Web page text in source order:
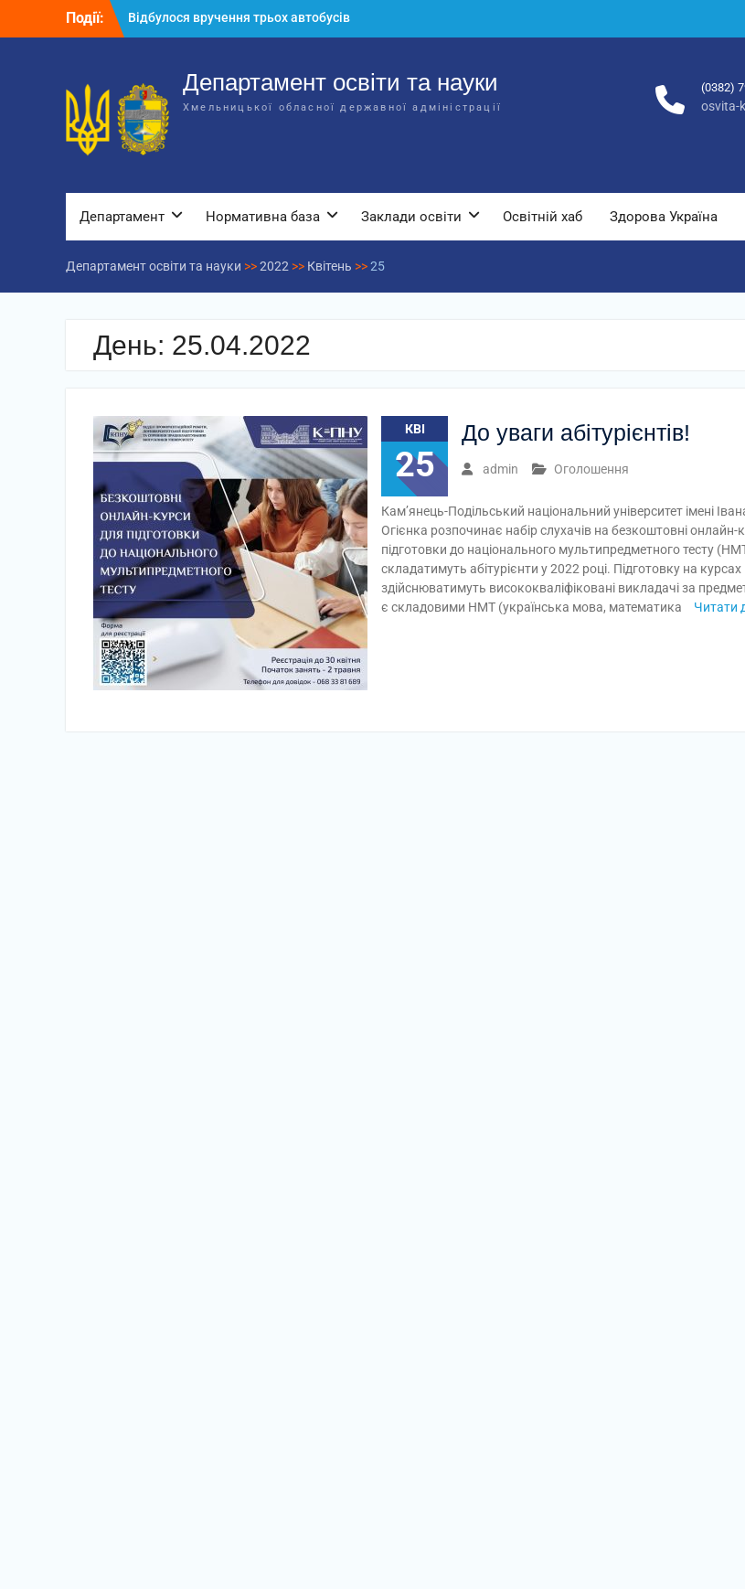
Події:
Відбулося вручення трьох автобусів
для потреб закладів освіти
Департаменту освіти та науки обласної
державної адміністрації
Відбулась обласна нарада для
відповідальних за національно-
патріотичне виховання
Департамент освіти та науки
Хмельницької обласної державної адміністрації
(0382)
osvita-
Департамент Нормативна база Заклади освіти Освітній хаб Здорова Україна
Департамент освіти та науки >>2022 >> Квітень >>25
День: 25.04.2022
КВІ
25
До уваги абітурієнтів!
admin Оголошення
Кам’янець-Подільський національний університет імені
Огієнка розпочинає набір слухачів на безкоштовні онлайн-
підготовки до національного мультипредметного тесту
складатимуть абітурієнти у 2022 році. Підготовку на курсах
здійснюватимуть висококваліфіковані викладачі за
є складовими НМТ (українська мова, математика
Читати